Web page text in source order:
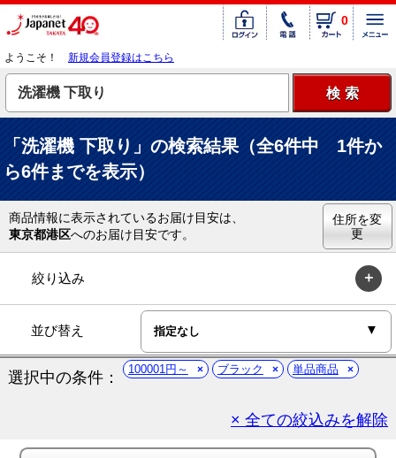
0
ようこそ！ 新規会員登録はこちら
「洗濯機 下取り」の検索結果（全6件中 1件か
ら6件までを表示）
商品情報に表示されているお届け目安は、
東京都港区へのお届け目安です。
住所を変
更
絞り込み
並び替え
選択中の条件： 100001円～ ブラック 単品商品
× 全ての絞込みを解除